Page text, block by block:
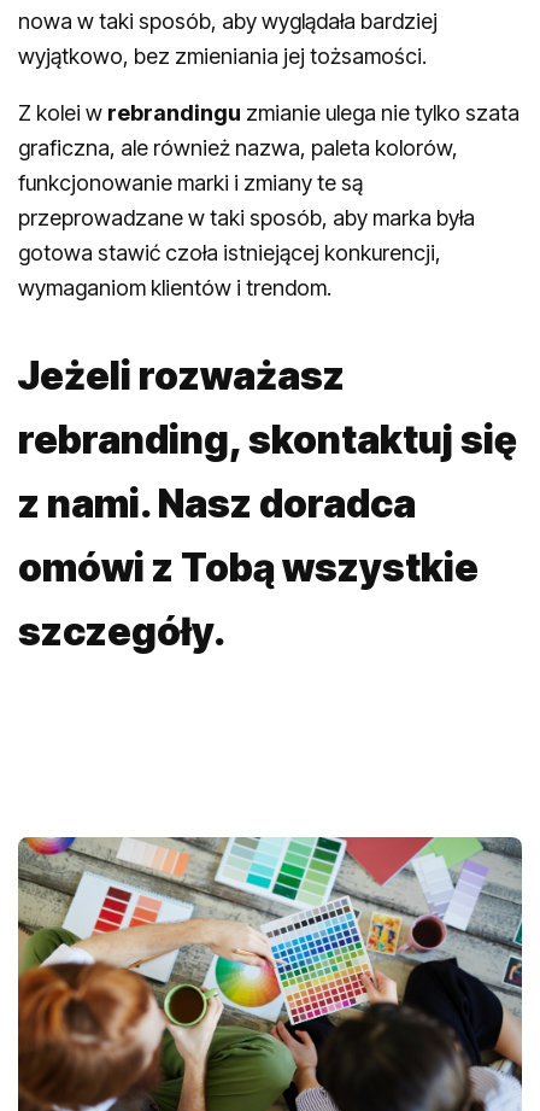
nowa w taki sposób, aby wyglądała bardziej
wyjątkowo, bez zmieniania jej tożsamości.
Z kolei w rebrandingu zmianie ulega nie tylko szata
graficzna, ale również nazwa, paleta kolorów,
funkcjonowanie marki i zmiany te są
przeprowadzane w taki sposób, aby marka była
gotowa stawić czoła istniejącej konkurencji,
wymaganiom klientów i trendom.
Jeżeli rozważasz
rebranding, skontaktuj się
z nami. Nasz doradca
omówi z Tobą wszystkie
szczegóły.